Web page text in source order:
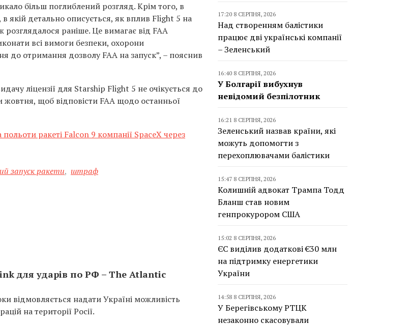
більш поглиблений розгляд. Крім того, в
якій детально описується, як вплив Flight 5 на
раніше. Це вимагає від FAA
всі вимоги безпеки, охорони
до отримання дозволу FAA на запуск”, – пояснив
ліцензії для Starship Flight 5 не очікується до
щоб відповісти FAA щодо останньої
ракеті Falcon 9 компанії SpaceХ через
запуск ракети, штраф
для ударів по РФ – The Atlantic
відмовляється надати Україні можливість
на території Росії.
17:20 8 СЕРПНЯ, 2026
Над створенням балістики
працює дві українські компанії
– Зеленський
16:40 8 СЕРПНЯ, 2026
У Болгарії вибухнув
невідомий безпілотник
16:21 8 СЕРПНЯ, 2026
Зеленський назвав країни, які
можуть допомогти з
перехоплювачами балістики
15:47 8 СЕРПНЯ, 2026
Колишній адвокат Трампа Тодд
Бланш став новим
генпрокурором США
15:02 8 СЕРПНЯ, 2026
ЄС виділив додаткові €30 млн
на підтримку енергетики
України
14:58 8 СЕРПНЯ, 2026
У Берегівському РТЦК
незаконно скасовували